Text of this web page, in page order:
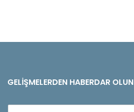
GELIŞMELERDEN HABERDAR OLUN